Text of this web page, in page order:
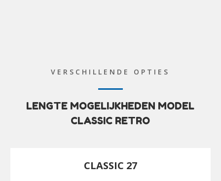
VERSCHILLENDE OPTIES
LENGTE MOGELIJKHEDEN MODEL
CLASSIC RETRO
CLASSIC 27